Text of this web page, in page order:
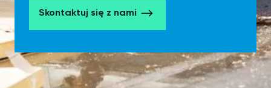
Skontaktuj się z nami